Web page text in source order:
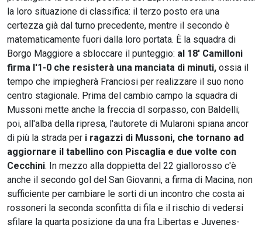
la loro situazione di classifica: il terzo posto era una
certezza già dal turno precedente, mentre il secondo è
matematicamente fuori dalla loro portata. È la squadra di
Borgo Maggiore a sbloccare il punteggio: al 18' Camilloni
firma l'1-0 che resisterà una manciata di minuti, ossia il
tempo che impiegherà Franciosi per realizzare il suo nono
centro stagionale. Prima del cambio campo la squadra di
Mussoni mette anche la freccia dl sorpasso, con Baldelli;
poi, all'alba della ripresa, l'autorete di Mularoni spiana ancor
di più la strada per i ragazzi di Mussoni, che tornano ad
aggiornare il tabellino con Piscaglia e due volte con
Cecchini. In mezzo alla doppietta del 22 giallorosso c'è
anche il secondo gol del San Giovanni, a firma di Macina, non
sufficiente per cambiare le sorti di un incontro che costa ai
rossoneri la seconda sconfitta di fila e il rischio di vedersi
sfilare la quarta posizione da una fra Libertas e Juvenes-